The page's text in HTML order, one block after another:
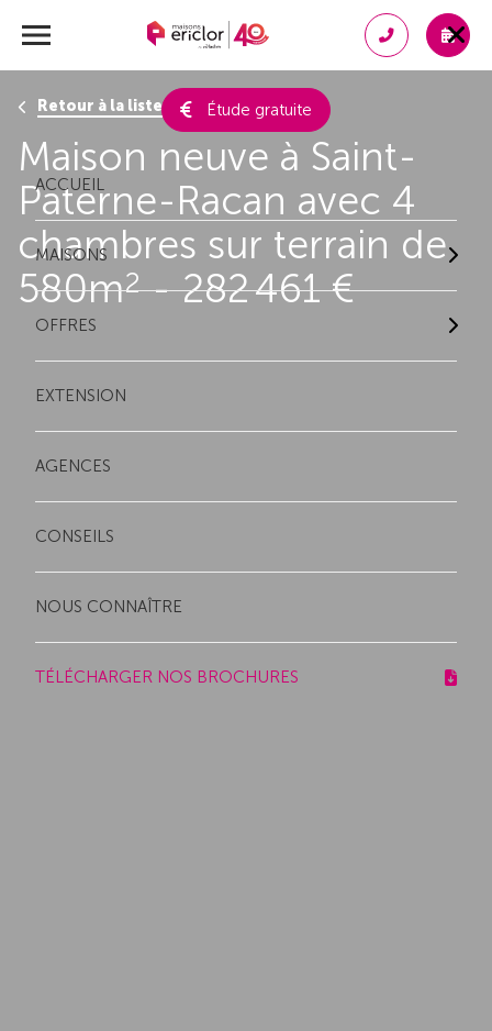
Étude gratuite
ACCUEIL
MAISONS
OFFRES
EXTENSION
AGENCES
CONSEILS
NOUS CONNAÎTRE
TÉLÉCHARGER NOS BROCHURES
Retour à la liste des résultats
Maison neuve à Saint-
Paterne-Racan avec 4
chambres sur terrain de
580m2- 282 461 €